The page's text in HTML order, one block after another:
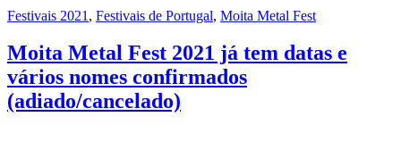
Festivais 2021 , Festivais de Portugal, Moita Metal Fest
Moita Metal Fest 2021 já tem datas e
vários nomes confirmados
(adiado/cancelado)